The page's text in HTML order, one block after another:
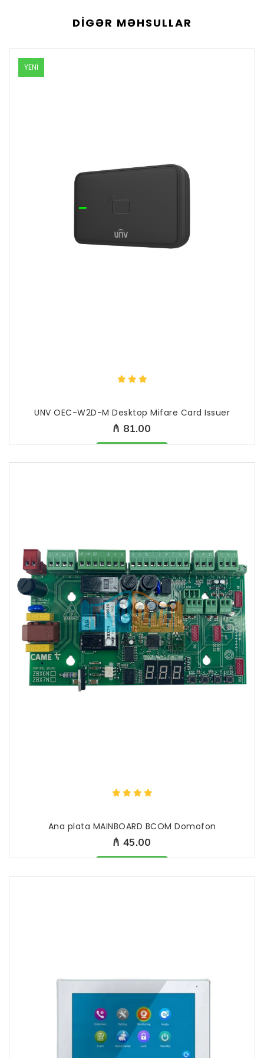
DIGƏR MƏHSULLAR
YENİ
UNV OEC-W2D-M Desktop Mifare Card Issuer
₼ 81.00
Məhsul mövcüddur
Ana plata MAINBOARD BCOM Domofon
₼ 45.00
Məhsul mövcüddur